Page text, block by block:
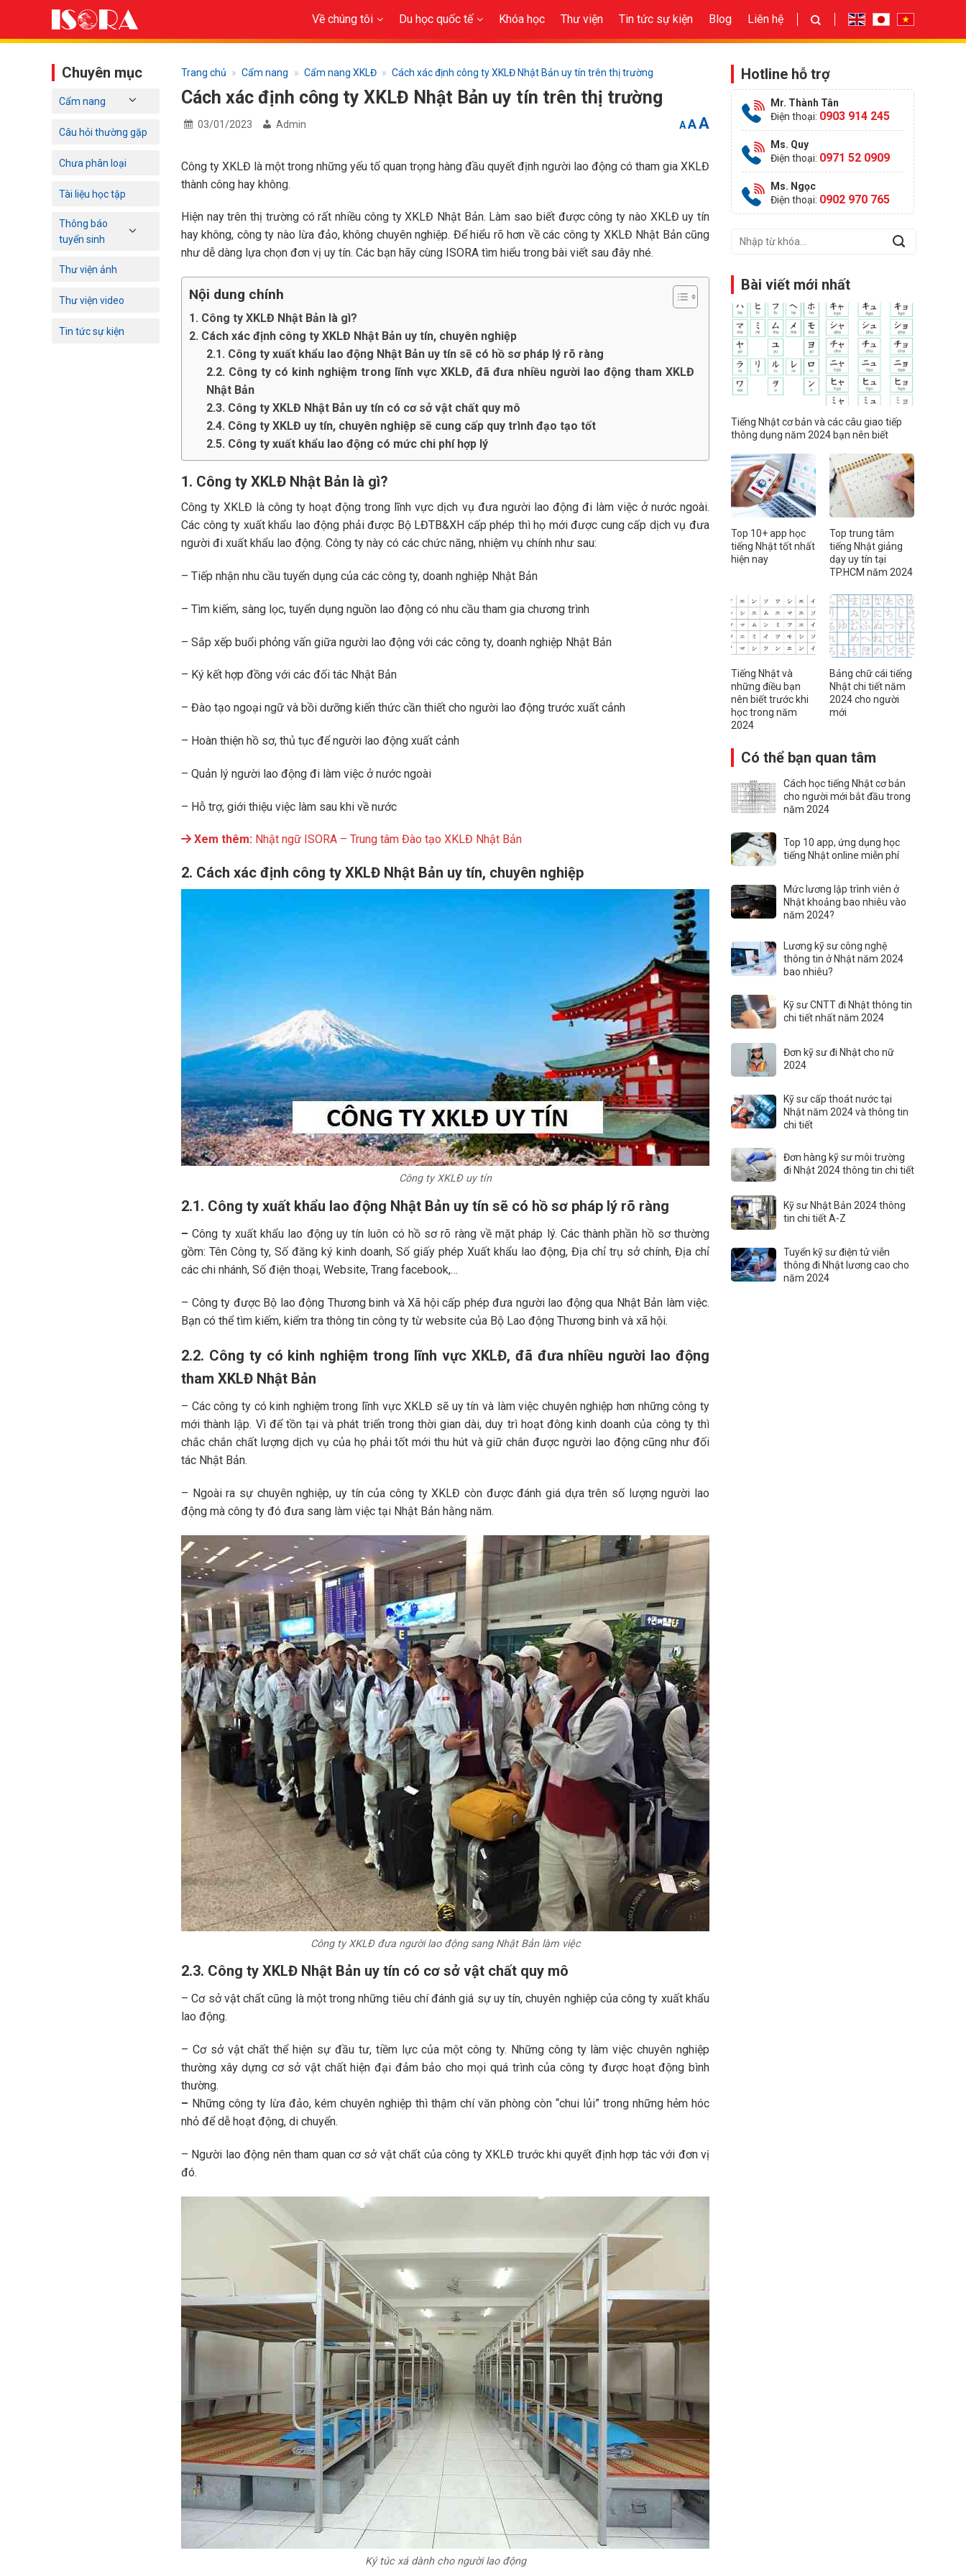
nội
Về chúng tôi Du học quốc tế Khóa học Thư viện Tin tức sự kiện Blog Liên hệ
Chuyên mục
Cẩm nang
Câu hỏi thường gặp
Chưa phân loại
Tài liệu học tập
Thông báo
tuyển sinh
Thư viện ảnh
Thư viện video
Tin tức sự kiện
Trang chủ » Cẩm nang » Cẩm nang XKLĐ » Cách xác định công ty XKLĐ Nhật Bản uy tín trên thị trường
Cách xác định công ty XKLĐ Nhật Bản uy tín trên thị trường
03/01/2023 Admin A Decrease
font
size.
A Reset
font
A Increase
font
size.
Công ty XKLĐ là một trong những yếu tố quan trọng hàng đầu quyết định người lao động có tham gia XKLĐ
thành công hay không.
Hiện nay trên thị trường có rất nhiều công ty XKLĐ Nhật Bản. Làm sao biết được công ty nào XKLĐ uy tín
hay không, công ty nào lừa đảo, không chuyên nghiệp. Để hiểu rõ hơn về các công ty XKLĐ Nhật Bản cũng
như dễ dàng lựa chọn đơn vị uy tín. Các bạn hãy cùng ISORA tìm hiểu trong bài viết sau đây nhé.
Nội dung chính
1. Công ty XKLĐ Nhật Bản là gì?
2. Cách xác định công ty XKLĐ Nhật Bản uy tín, chuyên nghiệp
2.1. Công ty xuất khẩu lao động Nhật Bản uy tín sẽ có hồ sơ pháp lý rõ ràng
2.2. Công ty có kinh nghiệm trong lĩnh vực XKLĐ, đã đưa nhiều người lao động tham XKLĐ
Nhật Bản
2.3. Công ty XKLĐ Nhật Bản uy tín có cơ sở vật chất quy mô
2.4. Công ty XKLĐ uy tín, chuyên nghiệp sẽ cung cấp quy trình đạo tạo tốt
2.5. Công ty xuất khẩu lao động có mức chi phí hợp lý
1. Công ty XKLĐ Nhật Bản là gì?
Công ty XKLĐ là công ty hoạt động trong lĩnh vực dịch vụ đưa người lao động đi làm việc ở nước ngoài.
Các công ty xuất khẩu lao động phải được Bộ LĐTB&XH cấp phép thì họ mới được cung cấp dịch vụ đưa
người đi xuất khẩu lao động. Công ty này có các chức năng, nhiệm vụ chính như sau:
– Tiếp nhận nhu cầu tuyển dụng của các công ty, doanh nghiệp Nhật Bản
– Tìm kiếm, sàng lọc, tuyển dụng nguồn lao động có nhu cầu tham gia chương trình
– Sắp xếp buổi phỏng vấn giữa người lao động với các công ty, doanh nghiệp Nhật Bản
– Ký kết hợp đồng với các đối tác Nhật Bản
– Đào tạo ngoại ngữ và bồi dưỡng kiến thức cần thiết cho người lao động trước xuất cảnh
– Hoàn thiện hồ sơ, thủ tục để người lao động xuất cảnh
– Quản lý người lao động đi làm việc ở nước ngoài
– Hỗ trợ, giới thiệu việc làm sau khi về nước
Xem thêm: Nhật ngữ ISORA – Trung tâm Đào tạo XKLĐ Nhật Bản
2. Cách xác định công ty XKLĐ Nhật Bản uy tín, chuyên nghiệp
Công ty XKLĐ uy tín
2.1. Công ty xuất khẩu lao động Nhật Bản uy tín sẽ có hồ sơ pháp lý rõ ràng
–Công ty xuất khẩu lao động uy tín luôn có hồ sơ rõ ràng về mặt pháp lý. Các thành phần hồ sơ thường
gồm: Tên Công ty, Số đăng ký kinh doanh, Số giấy phép Xuất khẩu lao động, Địa chỉ trụ sở chính, Địa chỉ
các chi nhánh, Số điện thoại, Website, Trang facebook,…
– Công ty được Bộ lao động Thương binh và Xã hội cấp phép đưa người lao động qua Nhật Bản làm việc.
Bạn có thể tìm kiếm, kiểm tra thông tin công ty từ website của Bộ Lao động Thương binh và xã hội.
2.2. Công ty có kinh nghiệm trong lĩnh vực XKLĐ, đã đưa nhiều người lao động
tham XKLĐ Nhật Bản
– Các công ty có kinh nghiệm trong lĩnh vực XKLĐ sẽ uy tín và làm việc chuyên nghiệp hơn những công ty
mới thành lập. Vì để tồn tại và phát triển trong thời gian dài, duy trì hoạt đông kinh doanh của công ty thì
chắc chắn chất lượng dịch vụ của họ phải tốt mới thu hút và giữ chân được người lao động cũng như đối
tác Nhật Bản.
– Ngoài ra sự chuyên nghiệp, uy tín của công ty XKLĐ còn được đánh giá dựa trên số lượng người lao
động mà công ty đó đưa sang làm việc tại Nhật Bản hằng năm.
Công ty XKLĐ đưa người lao động sang Nhật Bản làm việc
2.3. Công ty XKLĐ Nhật Bản uy tín có cơ sở vật chất quy mô
– Cơ sở vật chất cũng là một trong những tiêu chí đánh giá sự uy tín, chuyên nghiệp của công ty xuất khẩu
lao động.
– Cơ sở vật chất thể hiện sự đầu tư, tiềm lực của một công ty. Những công ty làm việc chuyên nghiệp
thường xây dựng cơ sở vật chất hiện đại đảm bảo cho mọi quá trình của công ty được hoạt động bình
thường.
– Những công ty lừa đảo, kém chuyên nghiệp thì thậm chí văn phòng còn “chui lủi” trong những hẻm hóc
nhỏ để dễ hoạt động, di chuyển.
– Người lao động nên tham quan cơ sở vật chất của công ty XKLĐ trước khi quyết định hợp tác với đơn vị
đó.
Ký túc xá dành cho người lao động
Hotline hỗ trợ
Mr. Thành Tân
Điện thoại: 0903 914 245
Ms. Quy
Điện thoại: 0971 52 0909
Ms. Ngọc
Điện thoại: 0902 970 765
Bài viết mới nhất
Tiếng Nhật cơ bản và các câu giao tiếp
thông dụng năm 2024 bạn nên biết
Top 10+ app học
tiếng Nhật tốt nhất
hiện nay
Top trung tâm
tiếng Nhật giảng
dạy uy tín tại
TP.HCM năm 2024
Tiếng Nhật và
những điều bạn
nên biết trước khi
học trong năm
2024
Bảng chữ cái tiếng
Nhật chi tiết năm
2024 cho người
mới
Có thể bạn quan tâm
Cách học tiếng Nhật cơ bản
cho người mới bắt đầu trong
năm 2024
Top 10 app, ứng dụng học
tiếng Nhật online miễn phí
Mức lương lập trình viên ở
Nhật khoảng bao nhiêu vào
năm 2024?
Lương kỹ sư công nghệ
thông tin ở Nhật năm 2024
bao nhiêu?
Kỹ sư CNTT đi Nhật thông tin
chi tiết nhất năm 2024
Đơn kỹ sư đi Nhật cho nữ
2024
Kỹ sư cấp thoát nước tại
Nhật năm 2024 và thông tin
chi tiết
Đơn hàng kỹ sư môi trường
đi Nhật 2024 thông tin chi tiết
Kỹ sư Nhật Bản 2024 thông
tin chi tiết A-Z
Tuyển kỹ sư điện tử viễn
thông đi Nhật lương cao cho
năm 2024